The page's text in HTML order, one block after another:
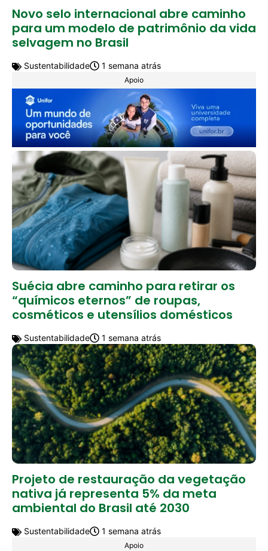
Novo selo internacional abre caminho
para um modelo de patrimônio da vida
selvagem no Brasil
Sustentabilidade 1 semana atrás
Apoio
Suécia abre caminho para retirar os
“químicos eternos” de roupas,
cosméticos e utensílios domésticos
Sustentabilidade 1 semana atrás
Projeto de restauração da vegetação
nativa já representa 5% da meta
ambiental do Brasil até 2030
Sustentabilidade 1 semana atrás
Apoio